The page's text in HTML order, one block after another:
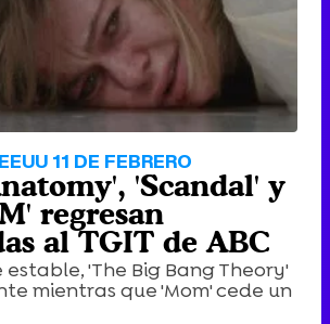
11 DE FEBRERO
'Scandal' y
regresan
al TGIT de ABC
estable, 'The Big Bang Theory'
mientras que 'Mom' cede un